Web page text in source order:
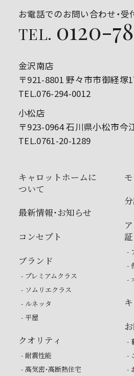
お電話でのお問い合わせ・受
TEL. 0120-
金沢南店
〒921-8801 野々市市御経塚
TEL.076-294-0012
小松店
〒923-0964 石川県小松市今
TEL.0761-20-1289
キャロットホームに
ついて
最新情報・お知らせ
コンセプト
ブランド
- プレミアムクラス
- ソムリエクラス
- ルネッタ
- 平屋
クオリティ
- 耐震性能
- 高気密・高断熱住宅
証
-
-
-
-
-
-